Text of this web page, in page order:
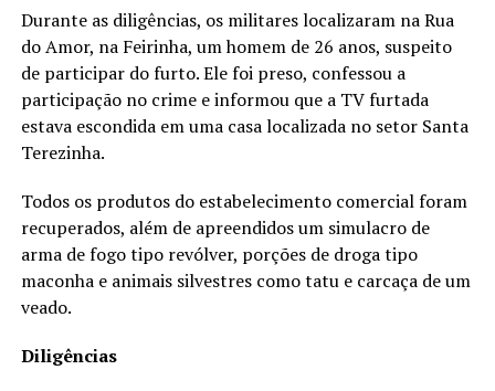
Durante as diligências, os militares localizaram na Rua
do Amor, na Feirinha, um homem de 26 anos, suspeito
de participar do furto. Ele foi preso, confessou a
participação no crime e informou que a TV furtada
estava escondida em uma casa localizada no setor Santa
Terezinha.
Todos os produtos do estabelecimento comercial foram
recuperados, além de apreendidos um simulacro de
arma de fogo tipo revólver, porções de droga tipo
maconha e animais silvestres como tatu e carcaça de um
veado.
Diligências